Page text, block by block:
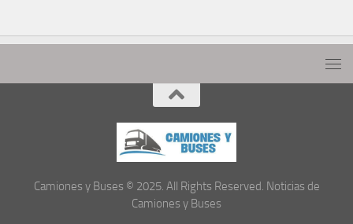
Camiones y Buses © 2025. All Rights Reserved. Noticias de
Camiones y Buses